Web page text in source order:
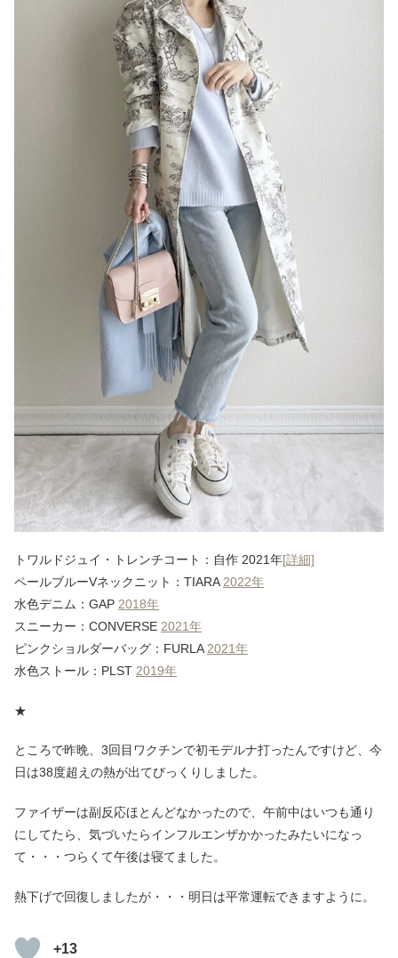
トワルドジュイ・トレンチコート：自作 2021年[詳細]
ペールブルーVネックニット：TIARA 2022年
水色デニム：GAP 2018年
スニーカー：CONVERSE 2021年
ピンクショルダーバッグ：FURLA 2021年
水色ストール：PLST 2019年
★
ところで昨晩、3回目ワクチンで初モデルナ打ったんですけど、今
日は38度超えの熱が出てびっくりしました。
ファイザーは副反応ほとんどなかったので、午前中はいつも通り
にしてたら、気づいたらインフルエンザかかったみたいになっ
て・・・つらくて午後は寝てました。
熱下げで回復しましたが・・・明日は平常運転できますように。
+13